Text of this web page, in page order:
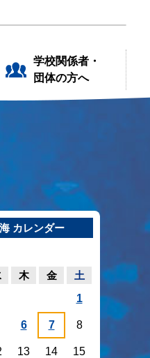
学校関係者・
団体の方へ
カレンダー
木 金 土
1
6 7 8
13 14 15